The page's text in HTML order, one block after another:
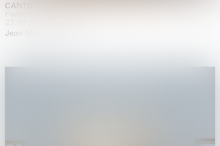
CANTO INFINITO
Jean-Marie Appriou